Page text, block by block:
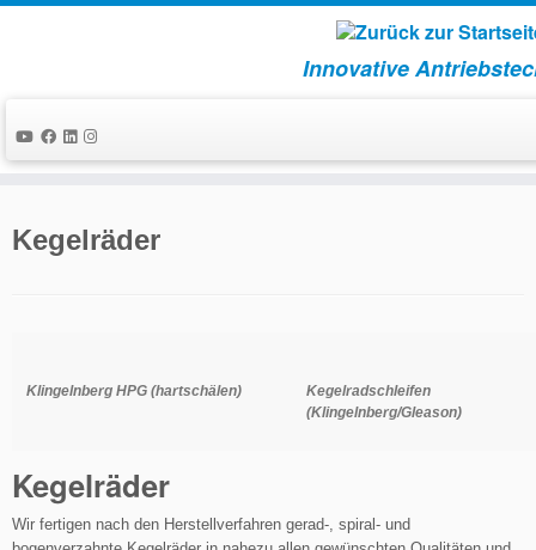
springen
Innovative
Kegelräder
Klingelnberg HPG (hartschälen)
Kegelradschleifen
(Klingelnberg/Gleason)
Kegelräder
Wir fertigen nach den Herstellverfahren gerad-, spiral- und